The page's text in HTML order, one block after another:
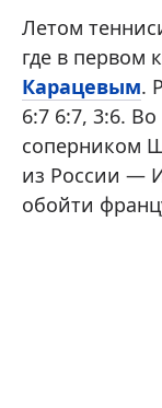
Летом
где в первом
Карацевым.
6:7 6:7, 3:6.
соперником
из России —
обойти